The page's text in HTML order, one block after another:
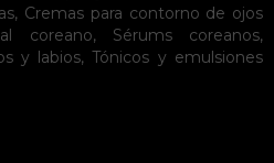
, Cremas para contorno de ojos
coreano, Sérums coreanos,
y labios,Tónicos y emulsiones